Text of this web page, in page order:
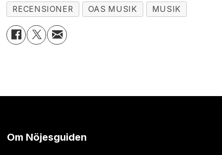
RECENSIONER OAS MUSIK MUSIK
Om Nöjesguiden